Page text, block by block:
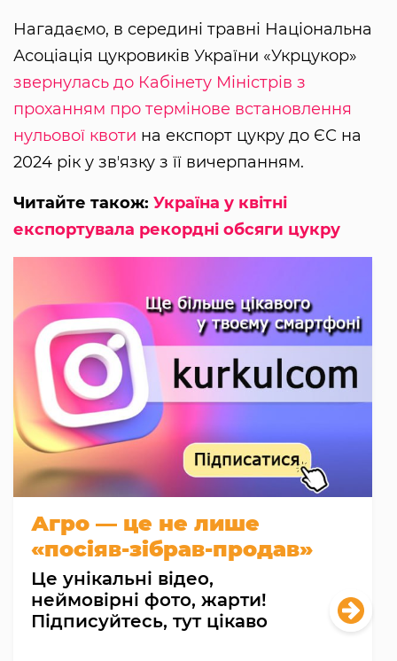
Нагадаємо, в середині травні Національна
Асоціація цукровиків України «Укрцукор»
звернулась до Кабінету Міністрів з
проханням про термінове встановлення
нульової квоти на експорт цукру до ЄС на
2024 рік у звʼязку з її вичерпанням.
Читайте також: Україна у квітні
експортувала рекордні обсяги цукру
Агро — це не лише
«посіяв-зібрав-продав»
Це унікальні відео,
неймовірні фото, жарти!
Підписуйтесь, тут цікаво